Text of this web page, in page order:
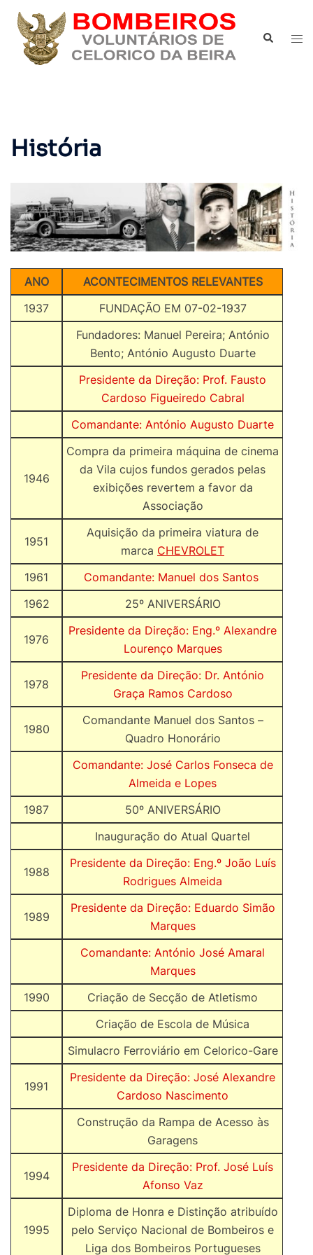
Saltar
para
conteúdo
Pesquisar
História
ANO
ACONTECIMENTOS RELEVANTES
1937
FUNDAÇÃO EM 07-02-1937
Fundadores: Manuel Pereira; António
Bento; António Augusto Duarte
Presidente da Direção: Prof. Fausto
Cardoso Figueiredo Cabral
Comandante: António Augusto Duarte
1946
Compra da primeira máquina de cinema
da Vila cujos fundos gerados pelas
exibições revertem a favor da
Associação
1951
Aquisição da primeira viatura de
marca CHEVROLET
1961
Comandante: Manuel dos Santos
1962
25º ANIVERSÁRIO
1976
Presidente da Direção: Eng.º Alexandre
Lourenço Marques
1978
Presidente da Direção: Dr. António
Graça Ramos Cardoso
1980
Comandante Manuel dos Santos –
Quadro Honorário
Comandante: José Carlos Fonseca de
Almeida e Lopes
1987
50º ANIVERSÁRIO
Inauguração do Atual Quartel
1988
Presidente da Direção: Eng.º João Luís
Rodrigues Almeida
1989
Presidente da Direção: Eduardo Simão
Marques
Comandante: António José Amaral
Marques
1990
Criação de Secção de Atletismo
Criação de Escola de Música
Simulacro Ferroviário em Celorico-Gare
1991
Presidente da Direção: José Alexandre
Cardoso Nascimento
Construção da Rampa de Acesso às
Garagens
1994
Presidente da Direção: Prof. José Luís
Afonso Vaz
1995
Diploma de Honra e Distinção atribuído
pelo Serviço Nacional de Bombeiros e
Liga dos Bombeiros Portugueses